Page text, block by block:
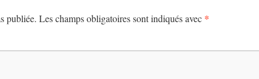
publiée. Les champs obligatoires sont indiqués avec *